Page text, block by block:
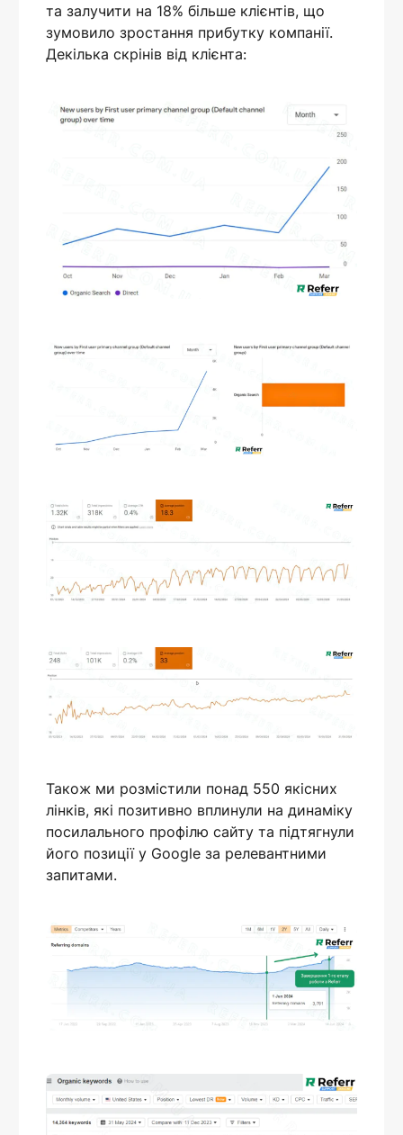
та залучити на 18% більше клієнтів, що
зумовило зростання прибутку компанії.
Декілька скрінів від клієнта:
Також ми розмістили понад 550 якісних
лінків, які позитивно вплинули на динаміку
посилального профілю сайту та підтягнули
його позиції у Google за релевантними
запитами.